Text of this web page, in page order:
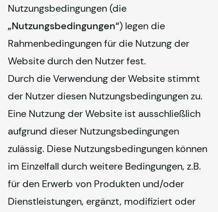
„Nutzungsbedingungen“) legen die
Rahmenbedingungen für die Nutzung der
Website durch den Nutzer fest.
Durch die Verwendung der Website stimmt
der Nutzer diesen Nutzungsbedingungen zu.
Eine Nutzung der Website ist ausschließlich
aufgrund dieser Nutzungsbedingungen
zulässig. Diese Nutzungsbedingungen können
im Einzelfall durch weitere Bedingungen, z.B.
für den Erwerb von Produkten und/oder
Dienstleistungen, ergänzt, modifiziert oder